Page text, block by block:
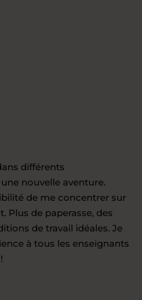
différents
nouvelle aventure.
de me concentrer sur
Plus de paperasse, des
de travail idéales. Je
à tous les enseignants